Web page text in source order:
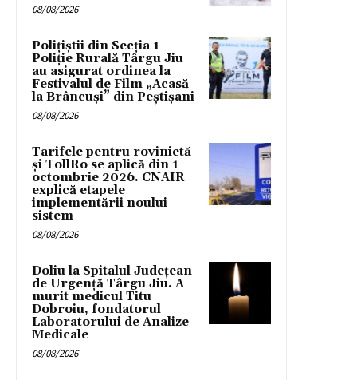
08/08/2026
Polițiștii din Secția 1
Poliție Rurală Târgu Jiu
au asigurat ordinea la
Festivalul de Film „Acasă
la Brâncuși” din Peștișani
08/08/2026
Tarifele pentru rovinietă
și TollRo se aplică din 1
octombrie 2026. CNAIR
explică etapele
implementării noului
sistem
08/08/2026
Doliu la Spitalul Județean
de Urgență Târgu Jiu. A
murit medicul Titu
Dobroiu, fondatorul
Laboratorului de Analize
Medicale
08/08/2026